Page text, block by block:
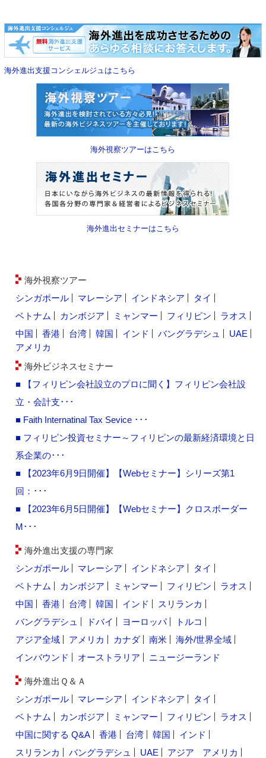
海外進出支援コンシェルジュはこちら
海外視察ツアーはこちら
海外進出セミナーはこちら
海外視察ツアー
シンガポール
マレーシア インドネシア
タイ
ベトナム
カンボジア ミャンマー フィリピン
ラオス
中国
香港 台湾 韓国 インド バングラデシュ
UAE
アメリカ
海外ビジネスセミナー
■ 【フィリピン会社設立のプロに聞く】フィリピン会社設
立・会計支･･･
■ Faith Internatinal Tax Sevice ･･･
■ フィリピン投資セミナー～フィリピンの最新経済環境と日
系企業の･･･
■ 【2023年6月9日開催】【Webセミナー】シリーズ第1
回：･･･
■ 【2023年6月5日開催】【Webセミナー】クロスボーダー
M･･･
海外進出支援の専門家
シンガポール
マレーシア インドネシア
タイ
ベトナム
カンボジア ミャンマー フィリピン
ラオス
中国
香港 台湾 韓国 インド
スリランカ
バングラデシュ
ドバイ ヨーロッパ
トルコ
アジア全域
アメリカ カナダ 南米
海外/世界全域
インバウンド
オーストラリア ニュージーランド
海外進出Ｑ＆Ａ
シンガポール
マレーシア インドネシア
タイ
ベトナム
カンボジア ミャンマー フィリピン
ラオス
中国に関する Q&A
香港 台湾 韓国
インド
スリランカ
バングラデシュ UAE アジア アメリカ